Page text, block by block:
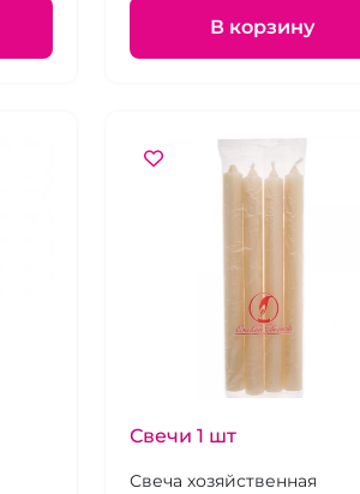
В корзину
Свечи 1 шт
Свеча хозяйственная